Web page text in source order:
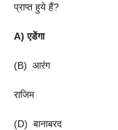
प्राप्त हुये हैं?
A) एडेंगा
(B) आरंग
राजिम
(D) बानाबरद